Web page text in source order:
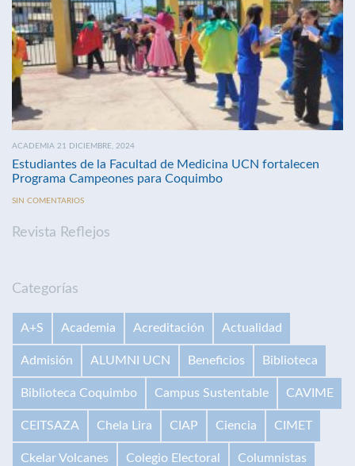
ACADEMIA 21 DICIEMBRE, 2024
Estudiantes de la Facultad de Medicina UCN fortalecen
Programa Campeones para Coquimbo
SIN COMENTARIOS
Revista Reflejos
Categorías
A+S Academia Acreditación Actualidad
Admisión ALUMNI UCN Beneficios Biblioteca
Biblioteca Coquimbo Campus Sustentable CAVIME
CEITSAZA Chela Lira CIAP Ciencia CIMET
Ckelar Volcanes Colegio Electoral Columnistas